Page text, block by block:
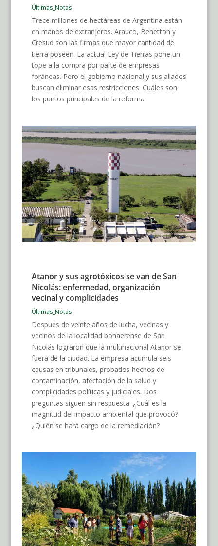
Últimas_Notas
Trece millones de hectáreas de Argentina están
en manos de extranjeros. Arauco, Benetton y
Cresud son las firmas que mayor cantidad de
tierra poseen. La actual Ley de Tierras pone un
tope a la compra por parte de empresas
foráneas. Pero el gobierno nacional y sus aliados
buscan eliminar esas restricciones. Cuáles son
los puntos principales de la reforma.
Atanor y sus agrotóxicos se van de San
Nicolás: enfermedad, organización
vecinal y complicidades
Últimas_Notas
Después de veinte años de lucha, vecinas y
vecinos de la localidad bonaerense de San
Nicolás lograron que la multinacional Atanor se
fuera de la ciudad. La empresa acumula seis
causas en tribunales, probados hechos de
contaminación, afectación de la salud y
complicidades políticas y judiciales. Dos
preguntas siguen sin respuesta: ¿Cuál es la
magnitud del impacto ambiental que provocó?
¿Quién se hará cargo de la remediación?